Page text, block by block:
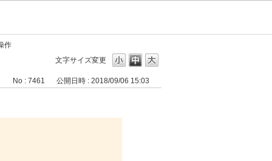
作
文字サイズ変更
No : 7461 公開日時 : 2018/09/06 15:03